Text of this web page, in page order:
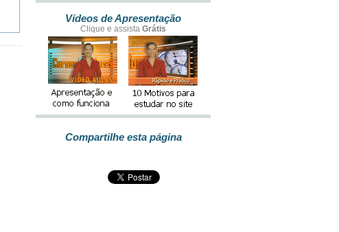
Vídeos de Apresentação
Clique e assista Grátis
Compartilhe esta página